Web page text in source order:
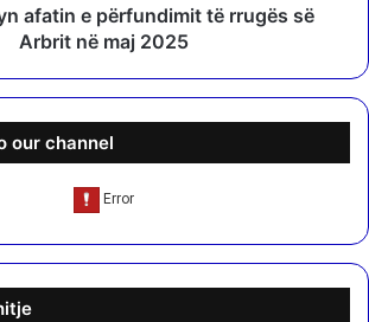
afatin e përfundimit të rrugës së
Arbrit në maj 2025
our channel